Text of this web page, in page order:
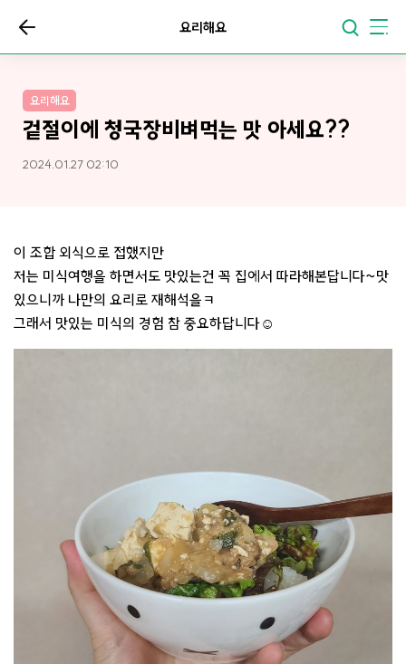
요리해요
요리해요
겉절이에 청국장비벼먹는 맛 아세요??
2024.01.27 02:10
이 조합 외식으로 접했지만
저는 미식여행을 하면서도 맛있는건 꼭 집에서 따라해본답니다~맛
있으니까 나만의 요리로 재해석을ㅋ
그래서 맛있는 미식의 경험 참 중요하답니다☺️